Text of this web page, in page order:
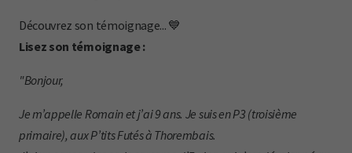
Découvrez son témoignage... 💙
Lisez son témoignage :
"Bonjour,
Je m’appelle Romain et j’ai 9 ans. Je suis en P3 (troisième
primaire), aux P’tits Futés à Thorembais.